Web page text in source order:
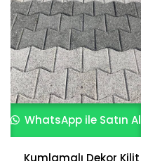
WhatsApp ile Satın Al
Kumlamalı Dekor Kilit